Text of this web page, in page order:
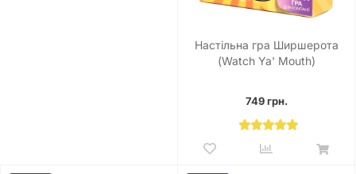
Настільна гра Ширшерота
(Watch Ya' Mouth)
749 грн.